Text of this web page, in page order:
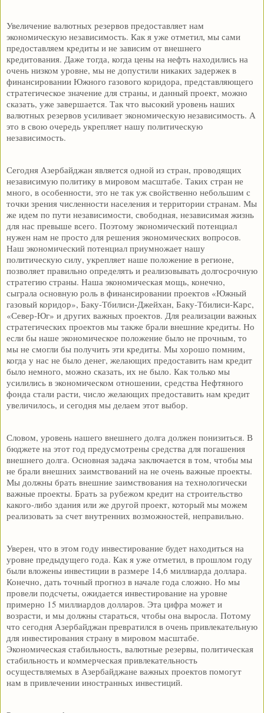
Увеличение валютных резервов предоставляет нам
экономическую независимость. Как я уже отметил, мы сами
предоставляем кредиты и не зависим от внешнего
кредитования. Даже тогда, когда цены на нефть находились на
очень низком уровне, мы не допустили никаких задержек в
финансировании Южного газового коридора, представляющего
стратегическое значение для страны, и данный проект, можно
сказать, уже завершается. Так что высокий уровень наших
валютных резервов усиливает экономическую независимость. А
это в свою очередь укрепляет нашу политическую
независимость.
Сегодня Азербайджан является одной из стран, проводящих
независимую политику в мировом масштабе. Таких стран не
много, в особенности, это не так уж свойственно небольшим с
точки зрения численности населения и территории странам. Мы
же идем по пути независимости, свободная, независимая жизнь
для нас превыше всего. Поэтому экономический потенциал
нужен нам не просто для решения экономических вопросов.
Наш экономический потенциал приумножает нашу
политическую силу, укрепляет наше положение в регионе,
позволяет правильно определять и реализовывать долгосрочную
стратегию страны. Наша экономическая мощь, конечно,
сыграла основную роль в финансировании проектов «Южный
газовый коридор», Баку-Тбилиси-Джейхан, Баку-Тбилиси-Карс,
«Север-Юг» и других важных проектов. Для реализации важных
стратегических проектов мы также брали внешние кредиты. Но
если бы наше экономическое положение было не прочным, то
мы не смогли бы получить эти кредиты. Мы хорошо помним,
когда у нас не было денег, желающих предоставить нам кредит
было немного, можно сказать, их не было. Как только мы
усилились в экономическом отношении, средства Нефтяного
фонда стали расти, число желающих предоставить нам кредит
увеличилось, и сегодня мы делаем этот выбор.
Словом, уровень нашего внешнего долга должен понизиться. В
бюджете на этот год предусмотрены средства для погашения
внешнего долга. Основная задача заключается в том, чтобы мы
не брали внешних заимствований на не очень важные проекты.
Мы должны брать внешние заимствования на технологически
важные проекты. Брать за рубежом кредит на строительство
какого-либо здания или же другой проект, который мы можем
реализовать за счет внутренних возможностей, неправильно.
Уверен, что в этом году инвестирование будет находиться на
уровне предыдущего года. Как я уже отметил, в прошлом году
были вложены инвестиции в размере 14,6 миллиарда доллара.
Конечно, дать точный прогноз в начале года сложно. Но мы
провели подсчеты, ожидается инвестирование на уровне
примерно 15 миллиардов долларов. Эта цифра может и
возрасти, и мы должны стараться, чтобы она выросла. Потому
что сегодня Азербайджан превратился в очень привлекательную
для инвестирования страну в мировом масштабе.
Экономическая стабильность, валютные резервы, политическая
стабильность и коммерческая привлекательность
осуществляемых в Азербайджане важных проектов помогут
нам в привлечении иностранных инвестиций.